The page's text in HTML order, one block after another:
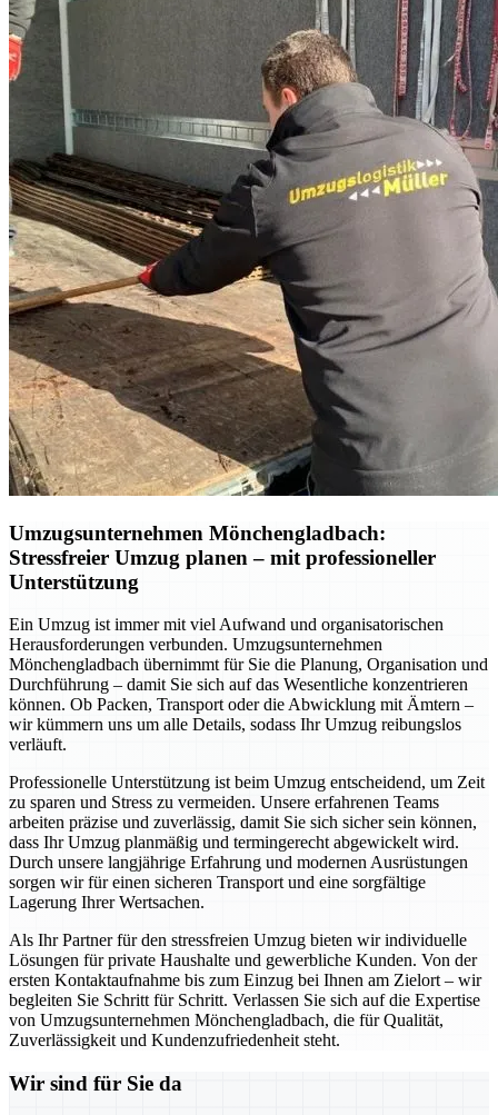
Umzugsunternehmen Mönchengladbach:
Stressfreier Umzug planen – mit professioneller
Unterstützung
Ein Umzug ist immer mit viel Aufwand und organisatorischen
Herausforderungen verbunden. Umzugsunternehmen
Mönchengladbach übernimmt für Sie die Planung, Organisation und
Durchführung – damit Sie sich auf das Wesentliche konzentrieren
können. Ob Packen, Transport oder die Abwicklung mit Ämtern –
wir kümmern uns um alle Details, sodass Ihr Umzug reibungslos
verläuft.
Professionelle Unterstützung ist beim Umzug entscheidend, um Zeit
zu sparen und Stress zu vermeiden. Unsere erfahrenen Teams
arbeiten präzise und zuverlässig, damit Sie sich sicher sein können,
dass Ihr Umzug planmäßig und termingerecht abgewickelt wird.
Durch unsere langjährige Erfahrung und modernen Ausrüstungen
sorgen wir für einen sicheren Transport und eine sorgfältige
Lagerung Ihrer Wertsachen.
Als Ihr Partner für den stressfreien Umzug bieten wir individuelle
Lösungen für private Haushalte und gewerbliche Kunden. Von der
ersten Kontaktaufnahme bis zum Einzug bei Ihnen am Zielort – wir
begleiten Sie Schritt für Schritt. Verlassen Sie sich auf die Expertise
von Umzugsunternehmen Mönchengladbach, die für Qualität,
Zuverlässigkeit und Kundenzufriedenheit steht.
Wir sind für Sie da